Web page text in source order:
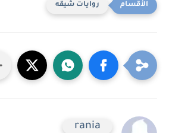
روايات شيقه
rania